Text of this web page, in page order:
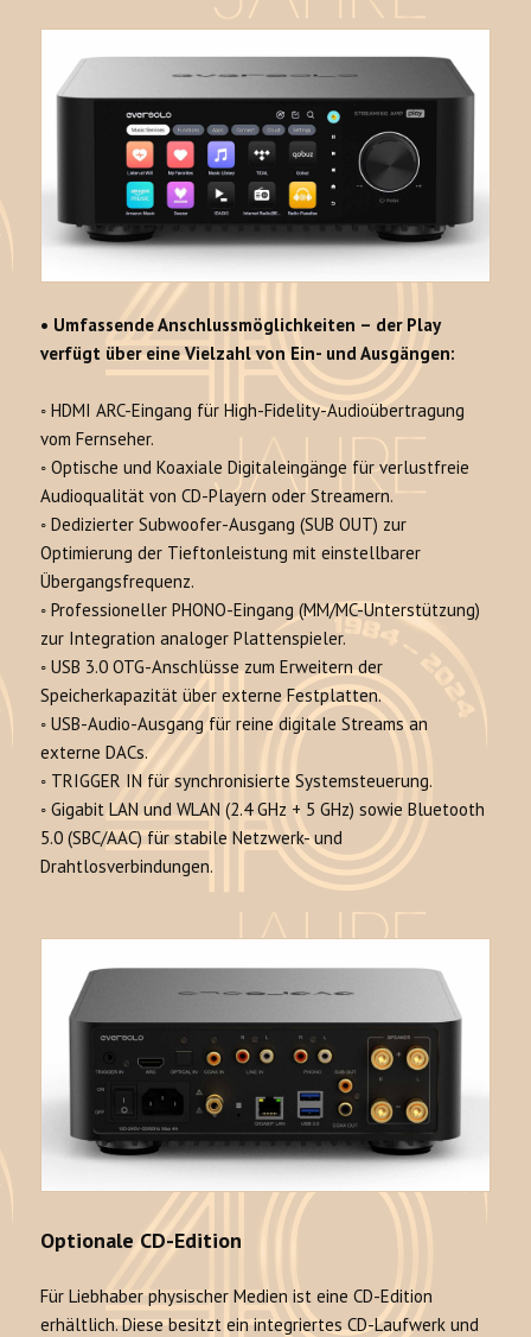
• Umfassende Anschlussmöglichkeiten – der Play
verfügt über eine Vielzahl von Ein- und Ausgängen:
◦HDMI ARC-Eingang für High-Fidelity-Audioübertragung
vom Fernseher.
◦Optische und Koaxiale Digitaleingänge für verlustfreie
Audioqualität von CD-Playern oder Streamern.
◦ Dedizierter Subwoofer-Ausgang (SUB OUT) zur
Optimierung der Tieftonleistung mit einstellbarer
Übergangsfrequenz.
◦Professioneller PHONO-Eingang (MM/MC-Unterstützung)
zur Integration analoger Plattenspieler.
◦USB 3.0 OTG-Anschlüssezum Erweitern der
Speicherkapazität über externe Festplatten.
◦USB-Audio-Ausgangfür reine digitale Streams an
externe DACs.
◦ TRIGGER IN für synchronisierte Systemsteuerung.
◦Gigabit LAN und WLAN (2.4 GHz + 5 GHz) sowieBluetooth
5.0 (SBC/AAC) für stabile Netzwerk- und
Drahtlosverbindungen.
Optionale CD-Edition
Für Liebhaber physischer Medien ist eine CD-Edition
erhältlich. Diese besitzt ein integriertes CD-Laufwerk und